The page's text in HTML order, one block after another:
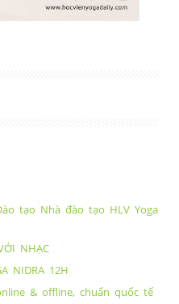
tạo Nhà đào tạo HLV Yoga
NHẠC
NIDRA 12H
& offline, chuẩn quốc tế